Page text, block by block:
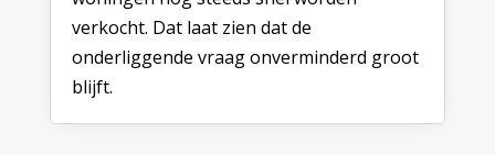
verkocht. Dat laat zien dat de
onderliggende vraag onverminderd groot
blijft.